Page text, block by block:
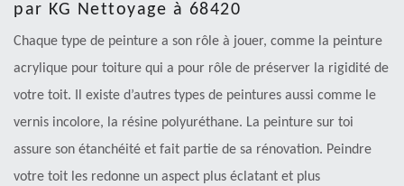
par KG Nettoyage à 68420
Chaque type de peinture a son rôle à jouer, comme la peinture
acrylique pour toiture qui a pour rôle de préserver la rigidité de
votre toit. Il existe d’autres types de peintures aussi comme le
vernis incolore, la résine polyuréthane. La peinture sur toi
assure son étanchéité et fait partie de sa rénovation. Peindre
votre toit les redonne un aspect plus éclatant et plus